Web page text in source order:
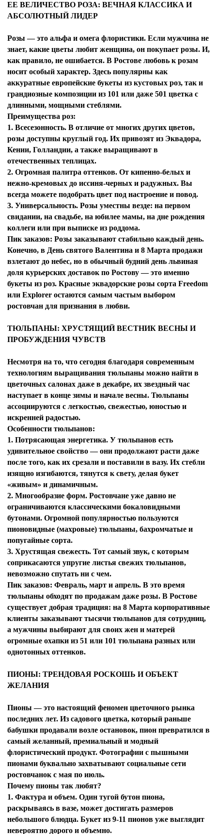
ЕЕ ВЕЛИЧЕСТВО РОЗА: ВЕЧНАЯ КЛАССИКА И
АБСОЛЮТНЫЙ ЛИДЕР
Розы — это альфа и омега флористики. Если мужчина не
знает, какие цветы любит женщина, он покупает розы. И,
как правило, не ошибается. В Ростове любовь к розам
носит особый характер. Здесь популярны как
аккуратные европейские букеты из кустовых роз, так и
грандиозные композиции из 101 или даже 501 цветка с
длинными, мощными стеблями.
Преимущества роз:
1. Всесезонность. В отличие от многих других цветов,
розы доступны круглый год. Их привозят из Эквадора,
Кении, Голландии, а также выращивают в
отечественных теплицах.
2. Огромная палитра оттенков. От кипенно-белых и
нежно-кремовых до иссиня-черных и радужных. Вы
всегда можете подобрать цвет под настроение и повод.
3. Универсальность. Розы уместны везде: на первом
свидании, на свадьбе, на юбилее мамы, на дне рождения
коллеги или при выписке из роддома.
Пик заказов: Розы заказывают стабильно каждый день.
Конечно, в День святого Валентина и 8 Марта продажи
взлетают до небес, но в обычный будний день львиная
доля курьерских доставок по Ростову — это именно
букеты из роз. Красные эквадорские розы сорта Freedom
или Explorer остаются самым частым выбором
ростовчан для признания в любви.
ТЮЛЬПАНЫ: ХРУСТЯЩИЙ ВЕСТНИК ВЕСНЫ И
ПРОБУЖДЕНИЯ ЧУВСТВ
Несмотря на то, что сегодня благодаря современным
технологиям выращивания тюльпаны можно найти в
цветочных салонах даже в декабре, их звездный час
наступает в конце зимы и начале весны. Тюльпаны
ассоциируются с легкостью, свежестью, юностью и
искренней радостью.
Особенности тюльпанов:
1. Потрясающая энергетика. У тюльпанов есть
удивительное свойство — они продолжают расти даже
после того, как их срезали и поставили в вазу. Их стебли
изящно изгибаются, тянутся к свету, делая букет
«живым» и динамичным.
2. Многообразие форм. Ростовчане уже давно не
ограничиваются классическими бокаловидными
бутонами. Огромной популярностью пользуются
пионовидные (махровые) тюльпаны, бахромчатые и
попугайные сорта.
3. Хрустящая свежесть. Тот самый звук, с которым
соприкасаются упругие листья свежих тюльпанов,
невозможно спутать ни с чем.
Пик заказов: Февраль, март и апрель. В это время
тюльпаны обходят по продажам даже розы. В Ростове
существует добрая традиция: на 8 Марта корпоративные
клиенты заказывают тысячи тюльпанов для сотрудниц,
а мужчины выбирают для своих жен и матерей
огромные охапки из 51 или 101 тюльпана разных или
однотонных оттенков.
ПИОНЫ: ТРЕНДОВАЯ РОСКОШЬ И ОБЪЕКТ
ЖЕЛАНИЯ
Пионы — это настоящий феномен цветочного рынка
последних лет. Из садового цветка, который раньше
бабушки продавали возле остановок, пион превратился в
самый желанный, премиальный и модный
флористический продукт. Фотографии с пышными
пионами буквально захватывают социальные сети
ростовчанок с мая по июль.
Почему пионы так любят?
1. Фактура и объем. Один тугой бутон пиона,
раскрываясь в вазе, может достигать размеров
небольшого блюдца. Букет из 9-11 пионов уже выглядит
невероятно дорого и объемно.